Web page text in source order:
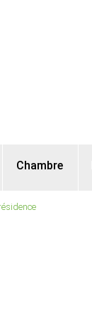
Chambre